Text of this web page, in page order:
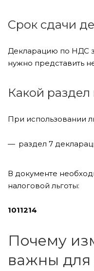
Срок сдачи
Декларацию по НДС
нужно представить
Какой
При использовании
раздел 7
В документе
налоговой льготы:
1011214
Почему
важны для